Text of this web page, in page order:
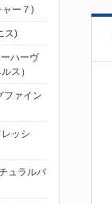
ー７)
ス)
ハーヴ
ス）
ファイン
ッシ
ュラルバ